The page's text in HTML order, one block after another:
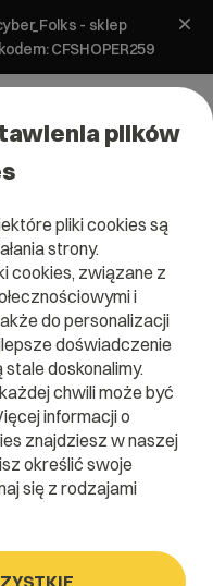
- sklep
CFSHOPER259
Run
24900
plików
pliki cookies są
strony.
cookies, związane z
i
do personalizacji
doświadczenie
doskonalimy.
chwili może być
informacji o
znajdziesz w naszej
określić swoje
się z rodzajami